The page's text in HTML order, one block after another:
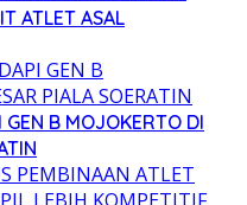
ATLET ASAL
GEN B MOJOKERTO DI